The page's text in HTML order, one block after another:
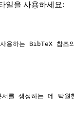
일을 사용하세요:
용하는 BibTeX 참조
를 생성하는 데 탁